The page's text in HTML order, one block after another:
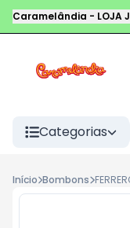
Caramelândia - LOJA
Categorias
Início Bombons